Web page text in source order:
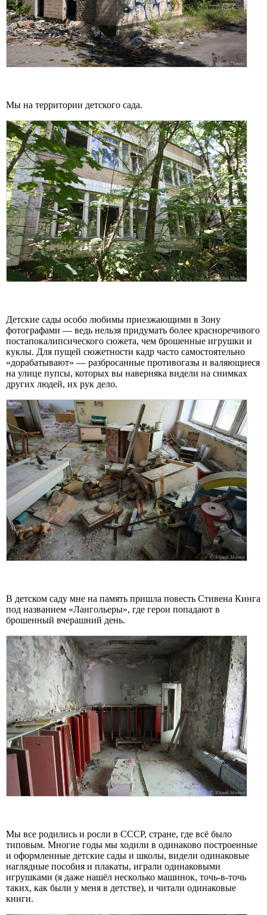
Мы на территории детского сада.
Детские сады особо любимы приезжающими в Зону
фотографами — ведь нельзя придумать более красноречивого
постапокалипсического сюжета, чем брошенные игрушки и
куклы. Для пущей сюжетности кадр часто самостоятельно
«дорабатывают» — разбросанные противогазы и валяющиеся
на улице пупсы, которых вы наверняка видели на снимках
других людей, их рук дело.
В детском саду мне на память пришла повесть Стивена Кинга
под названием «Лангольеры», где герои попадают в
брошенный вчерашний день.
Мы все родились и росли в СССР, стране, где всё было
типовым. Многие годы мы ходили в одинаково построенные
и оформленные детские сады и школы, видели одинаковые
наглядные пособия и плакаты, играли одинаковыми
игрушками (я даже нашёл несколько машинок, точь-в-точь
таких, как были у меня в детстве), и читали одинаковые
книги.